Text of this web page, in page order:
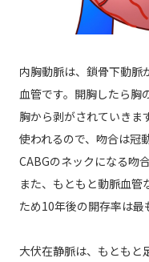
内胸動脈は、鎖骨下動脈
血管です。開胸したら胸
胸から剥がされていきま
使われるので、吻合は冠
CABGのネックになる吻
また、もともと動脈血管
ため10年後の開存率は最
大伏在静脈は、もともと